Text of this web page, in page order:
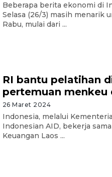
Beberapa berita ekonomi di
Selasa (26/3) masih menarik
Rabu, mulai dari ...
RI bantu pelatihan
pertemuan menkeu
26 Maret 2024
Indonesia, melalui
Indonesian AID, bekerja
Keuangan Laos ...
Lebaran
silaturahim